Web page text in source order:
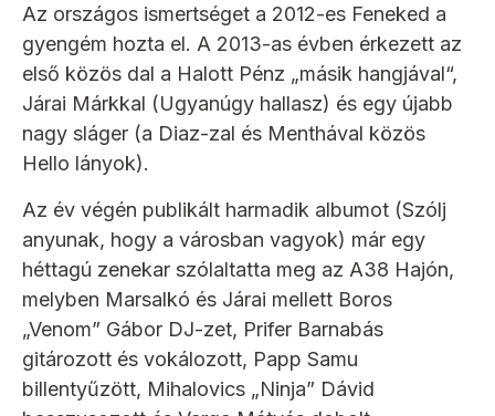
Az országos ismertséget a 2012-es Feneked a
gyengém hozta el. A 2013-as évben érkezett az
első közös dal a Halott Pénz „másik hangjával“,
Járai Márkkal (Ugyanúgy hallasz) és egy újabb
nagy sláger (a Diaz-zal és Menthával közös
Hello lányok).
Az év végén publikált harmadik albumot (Szólj
anyunak, hogy a városban vagyok) már egy
héttagú zenekar szólaltatta meg az A38 Hajón,
melyben Marsalkó és Járai mellett Boros
„Venom” Gábor DJ-zet, Prifer Barnabás
gitározott és vokálozott, Papp Samu
billentyűzött, Mihalovics „Ninja” Dávid